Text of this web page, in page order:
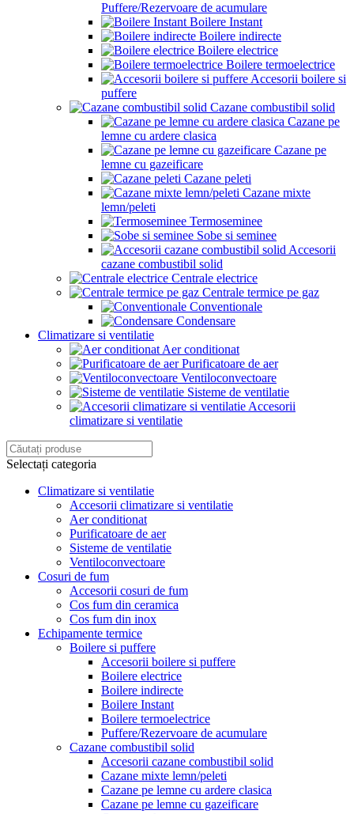
Puffere/Rezervoare de acumulare
Boilere Instant
Boilere indirecte
Boilere electrice
Boilere termoelectrice
Accesorii boilere si
puffere
Cazane combustibil solid
Cazane pe
lemne cu ardere clasica
Cazane pe
lemne cu gazeificare
Cazane peleti
Cazane mixte
lemn/peleti
Termoseminee
Sobe si seminee
Accesorii
cazane combustibil solid
Centrale electrice
Centrale termice pe gaz
Conventionale
Condensare
Climatizare si ventilatie
Aer conditionat
Purificatoare de aer
Ventiloconvectoare
Sisteme de ventilatie
Accesorii
climatizare si ventilatie
Selectați categoria
Climatizare si ventilatie
Accesorii climatizare si ventilatie
Aer conditionat
Purificatoare de aer
Sisteme de ventilatie
Ventiloconvectoare
Cosuri de fum
Accesorii cosuri de fum
Cos fum din ceramica
Cos fum din inox
Echipamente termice
Boilere si puffere
Accesorii boilere si puffere
Boilere electrice
Boilere indirecte
Boilere Instant
Boilere termoelectrice
Puffere/Rezervoare de acumulare
Cazane combustibil solid
Accesorii cazane combustibil solid
Cazane mixte lemn/peleti
Cazane pe lemne cu ardere clasica
Cazane pe lemne cu gazeificare